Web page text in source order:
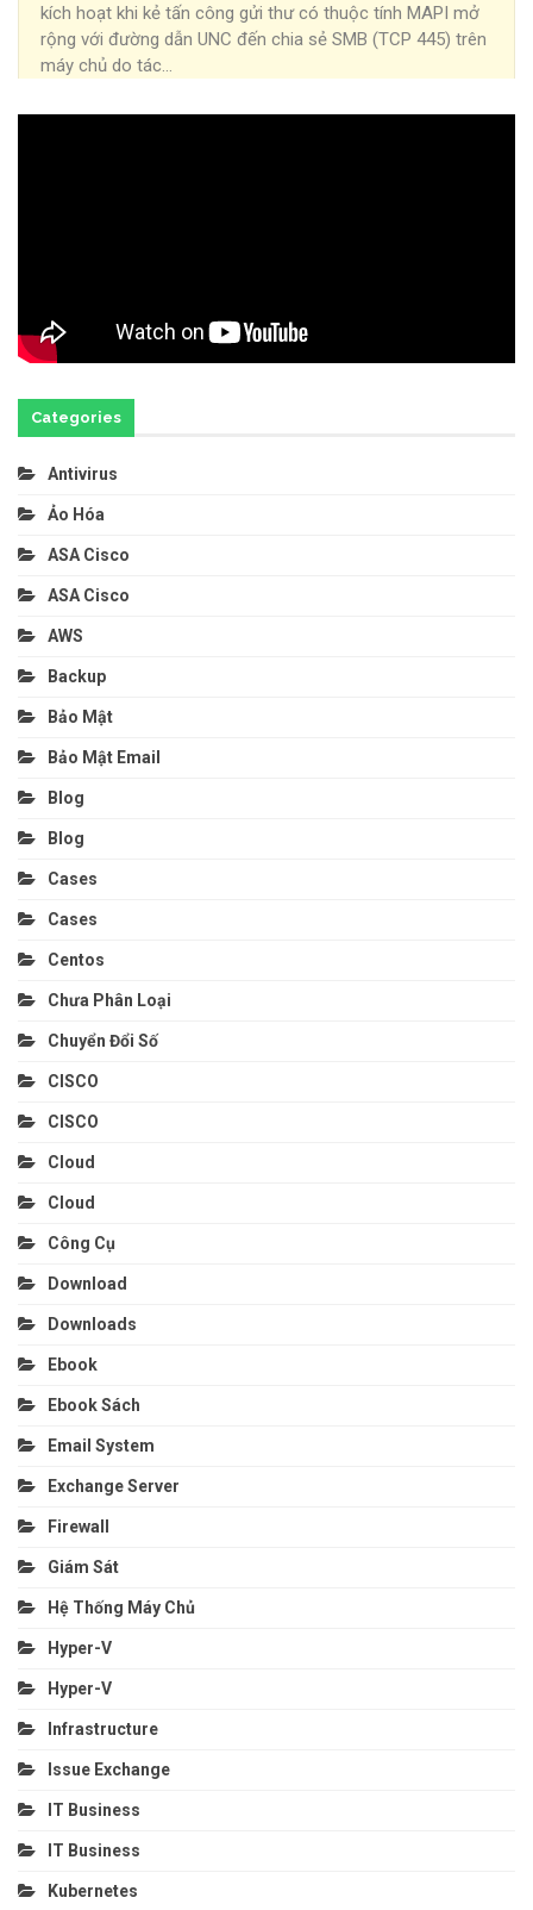
kích hoạt khi kẻ tấn công gửi thư có thuộc tính MAPI mở
rộng với đường dẫn UNC đến chia sẻ SMB (TCP 445) trên
máy chủ do tác…
Categories
Antivirus
Ảo Hóa
ASA Cisco
ASA Cisco
AWS
Backup
Bảo Mật
Bảo Mật Email
Blog
Blog
Cases
Cases
Centos
Chưa Phân Loại
Chuyển Đổi Số
CISCO
CISCO
Cloud
Cloud
Công Cụ
Download
Downloads
Ebook
Ebook Sách
Email System
Exchange Server
Firewall
Giám Sát
Hệ Thống Máy Chủ
Hyper-V
Hyper-V
Infrastructure
Issue Exchange
IT Business
IT Business
Kubernetes